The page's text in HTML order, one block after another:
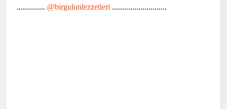
.............. @birgulunlezzetleri ...........................